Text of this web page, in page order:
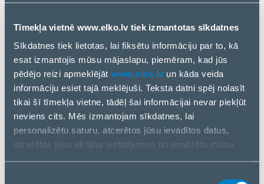
Tīmekļa vietnē www.elko.lv tiek izmantotas sīkdatnes
Sīkdatnes tiek lietotas, lai fiksētu informāciju par to, kā
esat izmantojis mūsu mājaslapu, piemēram, kad jūs
pēdējo reizi apmeklējāt www.elko.lv un kāda veida
informāciju esiet tajā meklējuši. Teksta datni spēj nolasīt
tikai šī tīmekļa vietne, tādēļ šai informācijai nevar piekļūt
neviens cits. Mēs izmantojam sīkdatnes, lai
personalizētu saturu, atcerētos jūsu ievadītos datus,
atcerētos jūsu ekrāna iestatījumus un analizētu mūsu
Pārbaudiet tiešsaistes tirgotāju vietnēs, piemēram,
sadaļās Sazinieties ar mums vai Par mums. Ja
kontaktinformācija šādās vietnēs nav pieejama, tas
bieži vien nozīmē, ka programmatūras viltotāji slēpj
savu atrašanās vietu un nevēlas atklāt sava
uzņēmuma identitāti.
Izvairieties no izsoļu vietnēm.